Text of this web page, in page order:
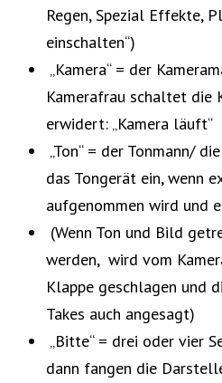
Regen, Spezial Effekte,
einschalten“)
„Kamera“ = der
Kamerafrau schaltet die
erwidert: „Kamera läuft“
„Ton“ = der Tonmann/
das Tongerät ein, wenn
aufgenommen wird und
(Wenn Ton und Bild
werden, wird vom
Klappe geschlagen und
Takes auch angesagt)
„Bitte“ = drei oder vier
dann fangen die